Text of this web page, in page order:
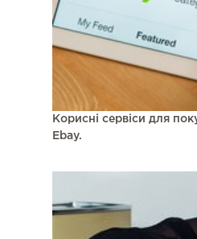
Корисні сервіси для
Ebay.